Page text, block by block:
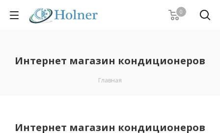
0
Интернет магазин кондиционеров
Главная
Интернет магазин кондиционеров